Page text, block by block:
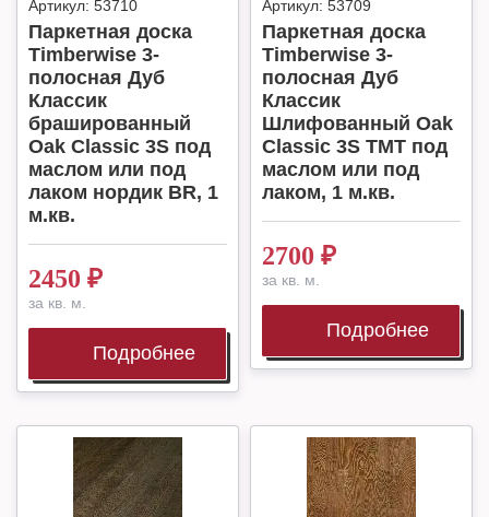
Артикул: 53710
Паркетная доска
Timberwise 3-
полосная Дуб
Классик
брашированный
Oak Classic 3S под
маслом или под
лаком нордик BR, 1
м.кв.
2450 ₽
за кв. м.
Подробнее
Артикул: 53709
Паркетная доска
Timberwise 3-
полосная Дуб
Классик
Шлифованный Oak
Classic 3S TMT под
маслом или под
лаком, 1 м.кв.
2700 ₽
за кв. м.
Подробнее